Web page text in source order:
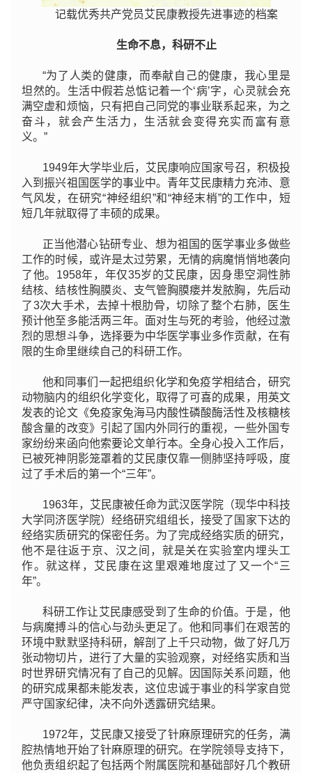
记载优秀共产党员艾民康教授先进事迹的档案
生命不息，科研不止
“为了人类的健康，而奉献自己的健康，我心里是
坦然的。生活中假若总惦记着一个‘病’字，心灵就会充
满空虚和烦恼，只有把自己同党的事业联系起来，为之
奋斗，就会产生活力，生活就会变得充实而富有意
义。”
1949年大学毕业后，艾民康响应国家号召，积极投
入到振兴祖国医学的事业中。青年艾民康精力充沛、意
气风发，在研究“神经组织”和“神经末梢”的工作中，短
短几年就取得了丰硕的成果。
正当他潜心钻研专业、想为祖国的医学事业多做些
工作的时候，或许是太过劳累，无情的病魔悄悄地袭向
了他。1958年，年仅35岁的艾民康，因身患空洞性肺
结核、结核性胸膜炎、支气管胸膜瘘并发脓胸，先后动
了3次大手术，去掉十根肋骨，切除了整个右肺，医生
预计他至多能活两三年。面对生与死的考验，他经过激
烈的思想斗争，选择要为中华医学事业多作贡献，在有
限的生命里继续自己的科研工作。
他和同事们一起把组织化学和免疫学相结合，研究
动物脑内的组织化学变化，取得了可喜的成果，用英文
发表的论文《免疫家兔海马内酸性磷酸酶活性及核糖核
酸含量的改变》引起了国内外同行的重视，一些外国专
家纷纷来函向他索要论文单行本。全身心投入工作后，
已被死神阴影笼罩着的艾民康仅靠一侧肺坚持呼吸，度
过了手术后的第一个“三年”。
1963年，艾民康被任命为武汉医学院（现华中科技
大学同济医学院）经络研究组组长，接受了国家下达的
经络实质研究的保密任务。为了完成经络实质的研究，
他不是往返于京、汉之间，就是关在实验室内埋头工
作。就这样，艾民康在这里艰难地度过了又一个“三
年”。
科研工作让艾民康感受到了生命的价值。于是，他
与病魔搏斗的信心与劲头更足了。他和同事们在艰苦的
环境中默默坚持科研，解剖了上千只动物，做了好几万
张动物切片，进行了大量的实验观察，对经络实质和当
时世界研究情况有了自己的见解。因国际关系问题，他
的研究成果都未能发表，这位忠诚于事业的科学家自觉
严守国家纪律，决不向外透露研究结果。
1972年，艾民康又接受了针麻原理研究的任务，满
腔热情地开始了针麻原理的研究。在学院领导支持下，
他负责组织起了包括两个附属医院和基础部好几个教研